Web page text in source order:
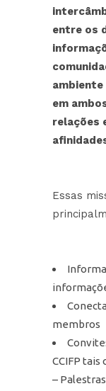
entre os
em
relações
Essas
membros
CCIFP tais
–